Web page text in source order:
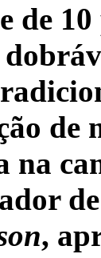
de
de
na
,